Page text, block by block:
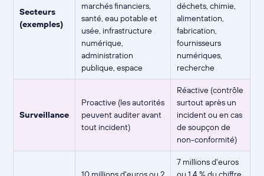
Secteurs
(exemples)
marchés financiers,
santé, eau potable et
usée, infrastructure
numérique,
administration
publique, espace
déchets, chimie,
alimentation,
fabrication,
fournisseurs
numériques,
recherche
Surveillance
Proactive (les autorités
peuvent auditer avant
tout incident)
Réactive (contrôle
surtout après un
incident ou en cas
de soupçon de
non-conformité)
7 millions d'euros